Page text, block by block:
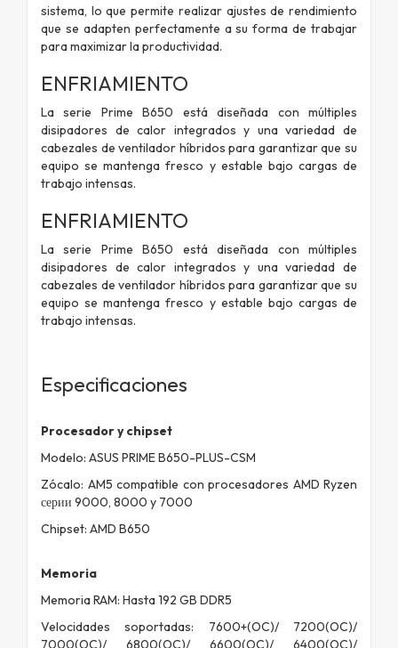
sistema, lo que permite realizar ajustes de rendimiento
que se adapten perfectamente a su forma de trabajar
para maximizar la productividad.
ENFRIAMIENTO
La serie Prime B650 está diseñada con múltiples
disipadores de calor integrados y una variedad de
cabezales de ventilador híbridos para garantizar que su
equipo se mantenga fresco y estable bajo cargas de
trabajo intensas.
ENFRIAMIENTO
La serie Prime B650 está diseñada con múltiples
disipadores de calor integrados y una variedad de
cabezales de ventilador híbridos para garantizar que su
equipo se mantenga fresco y estable bajo cargas de
trabajo intensas.
Especificaciones
Procesador y chipset
Modelo: ASUS PRIME B650-PLUS-CSM
Zócalo: AM5 compatible con procesadores AMD Ryzen
серии 9000, 8000 y 7000
Chipset: AMD B650
Memoria
Memoria RAM: Hasta 192 GB DDR5
Velocidades soportadas: 7600+(OC)/ 7200(OC)/
7000(OC)/ 6800(OC)/ 6600(OC)/ 6400(OC)/